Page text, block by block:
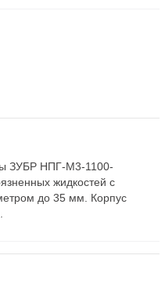
ЗУБР НПГ-М3-1100-
жидкостей с
до 35 мм. Корпус